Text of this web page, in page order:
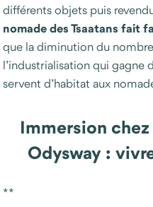
différents objets puis
nomade des Tsaatans fait
que la diminution du nombre
l’industrialisation qui gagne
servent d’habitat aux
Immersion
Odysway :
**